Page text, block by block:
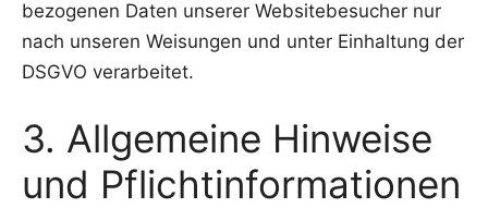
be­zo­ge­nen Daten unse­rer Web­site­be­su­cher nur
nach unse­ren Wei­sun­gen und unter Ein­hal­tung der
DSGVO verarbeitet.
3. Allgemeine Hinweise
und Pflichtinformationen